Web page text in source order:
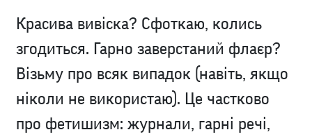
Красива вивіска? Сфоткаю, колись
згодиться. Гарно заверстаний флаєр?
Візьму про всяк випадок (навіть, якщо
ніколи не використаю). Це частково
про фетишизм: журнали, гарні речі,